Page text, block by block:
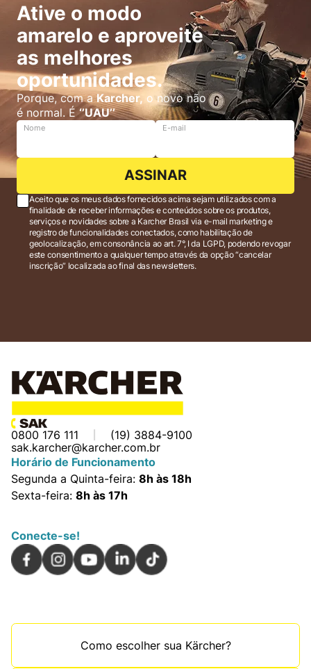
Ative o modo
amarelo e aproveite
as melhores
oportunidades.
Porque, com aKarcher, o novo não
é normal. É‘’UAU’’
Nome E-mail
ASSINAR
Aceito que os meus dados fornecidos acima sejam utilizados com a
finalidade de receber informações e conteúdos sobre os produtos,
serviços e novidades sobre a Karcher Brasil via e-mail marketing e
registro de funcionalidades conectados, como habilitação de
geolocalização, em consonância ao art. 7°, I da LGPD, podendo revogar
este consentimento a qualquer tempo através da opção “cancelar
inscrição” localizada ao final das newsletters.
0800 176 111
(19) 3884-9100
sak.karcher@karcher.com.br
Horário de Funcionamento
Segunda a Quinta-feira: 8h às 18h
Sexta-feira: 8h às 17h
Conecte-se!
Como escolher sua Kärcher?